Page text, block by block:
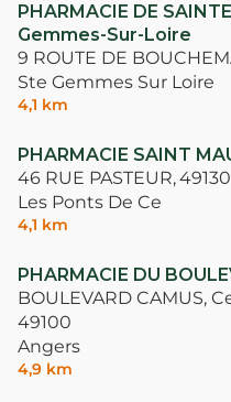
PHARMACIE DE
Gemmes-Sur-Loire
9 ROUTE DE
Ste Gemmes Sur Loire
4,1 km
PHARMACIE SAINT
46 RUE PASTEUR,49130
Les Ponts De Ce
4,1 km
PHARMACIE DU
BOULEVARD CAMUS,
49100
Angers
4,9 km